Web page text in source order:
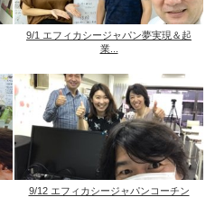
9/1 エフィカシージャパン夢実現＆起
業...
9/12 エフィカシージャパンコーチン